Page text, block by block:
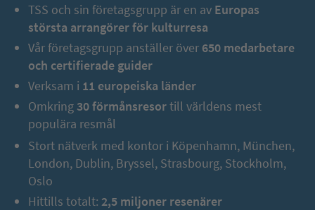
Dipkarpaz. En lugn plats med traditionella stenhus och vänliga
invånare som ägnar sig åt sina hantverksmässiga sysslor. Vi
fortsätter sedan till det fascinerande klostret St. Andreas
(inträde ingår). Detta tillägnades aposteln Andreas,
resenärernas och de sjukas skyddshelgon. Klostret anses vara
en av öns mest betydelsefulla vallfartsorter och lockar pilgrimer
från hela världen. Sedan kommer vi till Golden Beach, Cyperns
vackraste strand. På vår mysiga strandpromenad kan vi med lite
tur upptäcka spår som oäkta karettsköldpaddor har lämnat i
sanden. Dagens höjdpunkt blir besöket på den imponerande
Kyrkan Agios Afksentios i Büyükkonuk (inträde ingår) som har
restaurerats genom ett EU-kulturprojekt.
TSS och sin företagsgrupp är en av Europas
största arrangörer för kulturresa
Vår företagsgrupp anställer över 650 medarbetare
och certifierade guider
Verksam i 11 europeiska länder
Omkring 30 förmånsresortill världens mest
populära resmål
Stort nätverk med kontor i Köpenhamn, München,
London, Dublin, Bryssel, Strasbourg, Stockholm,
Oslo
Hittills totalt: 2,5 miljoner resenärer